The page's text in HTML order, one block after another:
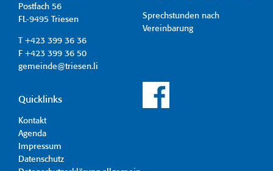
Postfach 56
FL-9495 Triesen
T +423 399 36 36
F +423 399 36 50
gemeinde@triesen.li
Sprechstunden nach
Vereinbarung
Quicklinks
Kontakt
Agenda
Impressum
Datenschutz